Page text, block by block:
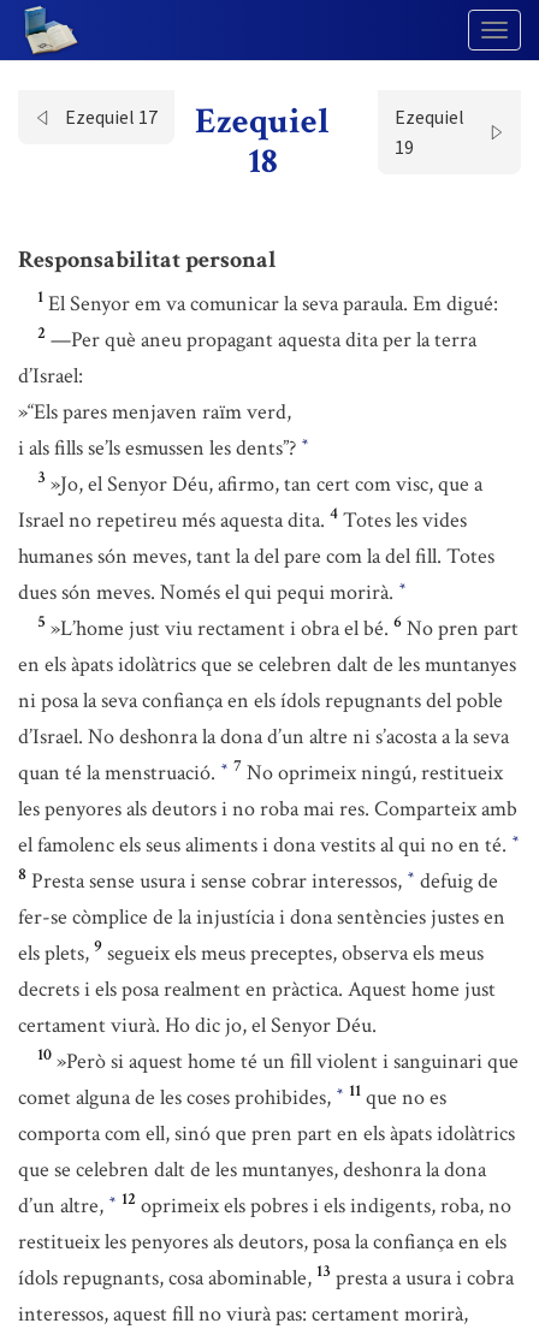
Ezequiel 17
Ezequiel
18
Ezequiel
19
Responsabilitat personal
1 El Senyor em va comunicar la seva paraula. Em digué:
2 —Per què aneu propagant aquesta dita per la terra
d’Israel:
»“Els pares menjaven raïm verd,
i als fills se’ls esmussen les dents”? *
3 »Jo, el Senyor Déu, afirmo, tan cert com visc, que a
Israel no repetireu més aquesta dita. 4 Totes les vides
humanes són meves, tant la del pare com la del fill. Totes
dues són meves. Només el qui pequi morirà. *
5 »L’home just viu rectament i obra el bé. 6 No pren part
en els àpats idolàtrics que se celebren dalt de les muntanyes
ni posa la seva confiança en els ídols repugnants del poble
d’Israel. No deshonra la dona d’un altre ni s’acosta a la seva
quan té la menstruació. * 7 No oprimeix ningú, restitueix
les penyores als deutors i no roba mai res. Comparteix amb
el famolenc els seus aliments i dona vestits al qui no en té. *
8 Presta sense usura i sense cobrar interessos, * defuig de
fer-se còmplice de la injustícia i dona sentències justes en
els plets, 9 segueix els meus preceptes, observa els meus
decrets i els posa realment en pràctica. Aquest home just
certament viurà. Ho dic jo, el Senyor Déu.
10 »Però si aquest home té un fill violent i sanguinari que
comet alguna de les coses prohibides, * 11 que no es
comporta com ell, sinó que pren part en els àpats idolàtrics
que se celebren dalt de les muntanyes, deshonra la dona
d’un altre, * 12 oprimeix els pobres i els indigents, roba, no
restitueix les penyores als deutors, posa la confiança en els
ídols repugnants, cosa abominable, 13 presta a usura i cobra
interessos, aquest fill no viurà pas: certament morirà,